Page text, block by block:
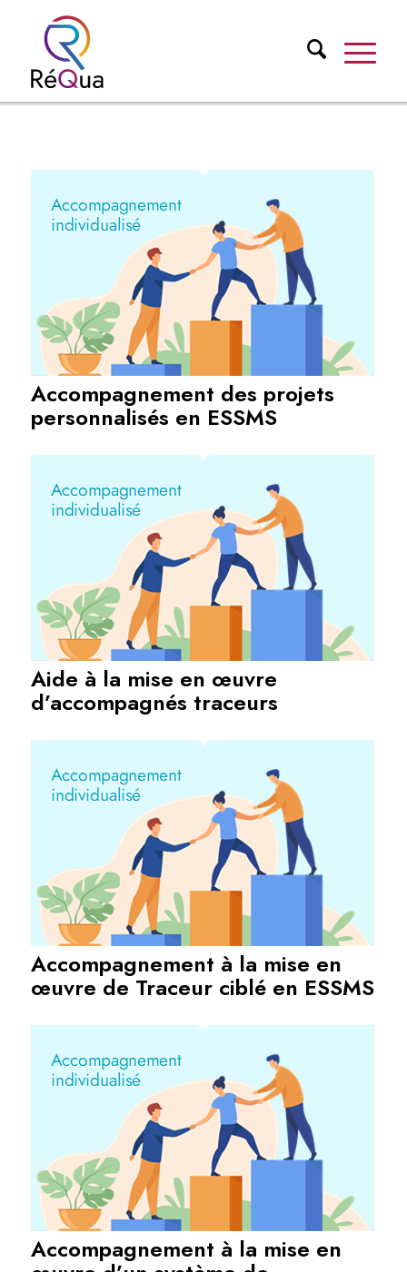
Accompagnement des projets
personnalisés en ESSMS
Aide à la mise en œuvre
d’accompagnés traceurs
Accompagnement à la mise en
œuvre de Traceur ciblé en ESSMS
Accompagnement à la mise en